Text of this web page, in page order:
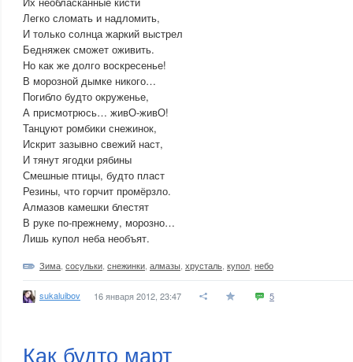
Легко сломать и надломить,
И только солнца жаркий выстрел
Бедняжек сможет оживить.
Но как же долго воскресенье!
В морозной дымке никого…
Погибло будто окруженье,
А присмотрюсь… живО-живО!
Танцуют ромбики снежинок,
Искрит зазывно свежий наст,
И тянут ягодки рябины
Смешные птицы, будто пласт
Резины, что горчит промёрзло.
Алмазов камешки блестят
В руке по-прежнему, морозно…
Лишь купол неба необъят.
Зима сосульки снежинки алмазы хрусталь купол небо
sukaluibov 16 января 2012, 23:47 5
Как будто март